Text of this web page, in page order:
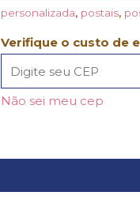
personalizada, postais,
Verifique o custo de
Não sei meu cep